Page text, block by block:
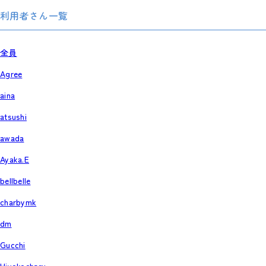
利用者さん一覧
全員
Agree
aina
atsushi
awada
Ayaka.E
bellbelle
charbymk
dm
Gucchi